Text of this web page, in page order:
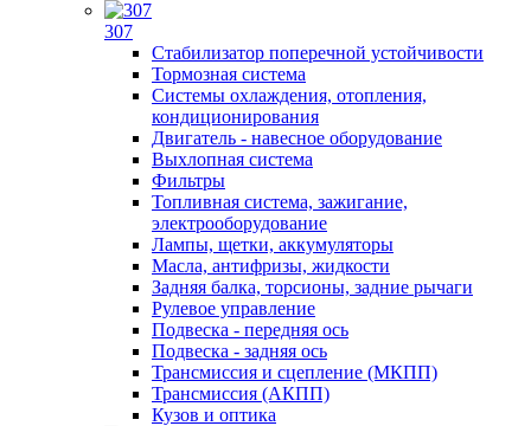
307
Стабилизатор поперечной устойчивости
Тормозная система
Системы охлаждения, отопления,
кондиционирования
Двигатель - навесное оборудование
Выхлопная система
Фильтры
Топливная система, зажигание,
электрооборудование
Лампы, щетки, аккумуляторы
Масла, антифризы, жидкости
Задняя балка, торсионы, задние рычаги
Рулевое управление
Подвеска - передняя ось
Подвеска - задняя ось
Трансмиссия и сцепление (МКПП)
Трансмиссия (АКПП)
Кузов и оптика